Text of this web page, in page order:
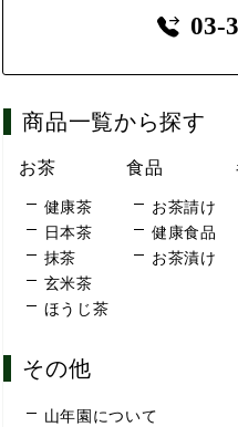
03-
商品一覧から探す
お茶
健康茶
日本茶
抹茶
玄米茶
ほうじ茶
食品
お茶請け
健康食品
お茶漬け
その他
山年園について